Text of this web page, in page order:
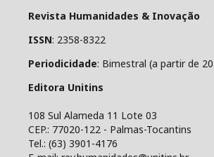
Revista Humanidades & Inovação
ISSN: 2358-8322
Periodicidade: Bimestral (a partir de
Editora Unitins
108 Sul Alameda 11 Lote 03
CEP.: 77020-122 - Palmas-Tocantins
Tel.: (63) 3901-4176